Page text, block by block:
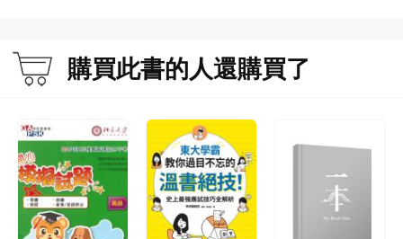
購買此書的人還購買了